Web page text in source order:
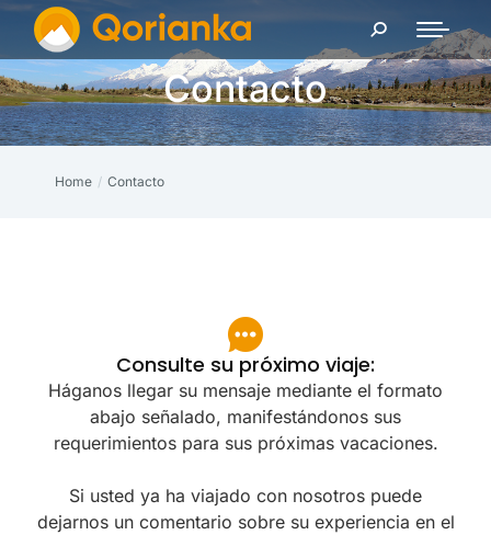
Contacto
You are here:
Home Contacto
Consulte su próximo viaje:
Háganos llegar su mensaje mediante el formato
abajo señalado, manifestándonos sus
requerimientos para sus próximas vacaciones.
Si usted ya ha viajado con nosotros puede
dejarnos un comentario sobre su experiencia en el